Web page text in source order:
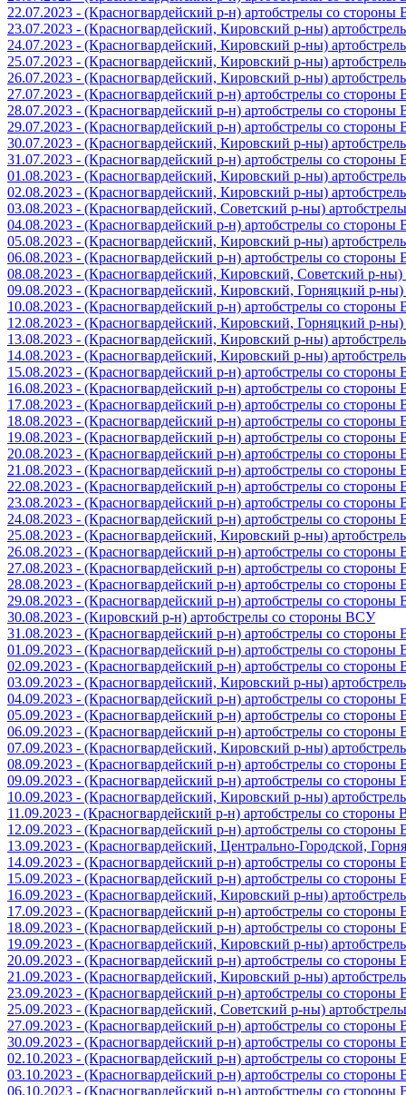
22.07.2023 - (Красногвардейский р-н) артобстрелы со
23.07.2023 - (Красногвардейский, Кировский р-ны)
24.07.2023 - (Красногвардейский, Кировский р-ны)
25.07.2023 - (Красногвардейский, Кировский р-ны)
26.07.2023 - (Красногвардейский, Кировский р-ны)
27.07.2023 - (Красногвардейский р-н) артобстрелы со
28.07.2023 - (Красногвардейский р-н) артобстрелы со
29.07.2023 - (Красногвардейский р-н) артобстрелы со
30.07.2023 - (Красногвардейский, Кировский р-ны)
31.07.2023 - (Красногвардейский р-н) артобстрелы со
01.08.2023 - (Красногвардейский, Кировский р-ны)
02.08.2023 - (Красногвардейский, Кировский р-ны)
03.08.2023 - (Красногвардейский, Советский р-ны)
04.08.2023 - (Красногвардейский р-н) артобстрелы со
05.08.2023 - (Красногвардейский, Кировский р-ны)
06.08.2023 - (Красногвардейский р-н) артобстрелы со
08.08.2023 - (Красногвардейский, Кировский, Советский р-
09.08.2023 - (Красногвардейский, Кировский, Горняцкий р-
10.08.2023 - (Красногвардейский р-н) артобстрелы со
12.08.2023 - (Красногвардейский, Кировский, Горняцкий р-
13.08.2023 - (Красногвардейский, Кировский р-ны)
14.08.2023 - (Красногвардейский, Кировский р-ны)
15.08.2023 - (Красногвардейский р-н) артобстрелы со
16.08.2023 - (Красногвардейский р-н) артобстрелы со
17.08.2023 - (Красногвардейский р-н) артобстрелы со
18.08.2023 - (Красногвардейский р-н) артобстрелы со
19.08.2023 - (Красногвардейский р-н) артобстрелы со
20.08.2023 - (Красногвардейский р-н) артобстрелы со
21.08.2023 - (Красногвардейский р-н) артобстрелы со
22.08.2023 - (Красногвардейский р-н) артобстрелы со
23.08.2023 - (Красногвардейский р-н) артобстрелы со
24.08.2023 - (Красногвардейский р-н) артобстрелы со
25.08.2023 - (Красногвардейский, Кировский р-ны)
26.08.2023 - (Красногвардейский р-н) артобстрелы со
27.08.2023 - (Красногвардейский р-н) артобстрелы со
28.08.2023 - (Красногвардейский р-н) артобстрелы со
29.08.2023 - (Красногвардейский р-н) артобстрелы со
30.08.2023 - (Кировский р-н) артобстрелы со стороны ВСУ
31.08.2023 - (Красногвардейский р-н) артобстрелы со
01.09.2023 - (Красногвардейский р-н) артобстрелы со
02.09.2023 - (Красногвардейский р-н) артобстрелы со
03.09.2023 - (Красногвардейский, Кировский р-ны)
04.09.2023 - (Красногвардейский р-н) артобстрелы со
05.09.2023 - (Красногвардейский р-н) артобстрелы со
06.09.2023 - (Красногвардейский р-н) артобстрелы со
07.09.2023 - (Красногвардейский, Кировский р-ны)
08.09.2023 - (Красногвардейский р-н) артобстрелы со
09.09.2023 - (Красногвардейский р-н) артобстрелы со
10.09.2023 - (Красногвардейский, Кировский р-ны)
11.09.2023 - (Красногвардейский р-н) артобстрелы со стороны
12.09.2023 - (Красногвардейский р-н) артобстрелы со
13.09.2023 - (Красногвардейский, Центрально-Городской,
14.09.2023 - (Красногвардейский р-н) артобстрелы со
15.09.2023 - (Красногвардейский р-н) артобстрелы со
16.09.2023 - (Красногвардейский, Кировский р-ны)
17.09.2023 - (Красногвардейский р-н) артобстрелы со
18.09.2023 - (Красногвардейский р-н) артобстрелы со
19.09.2023 - (Красногвардейский, Кировский р-ны)
20.09.2023 - (Красногвардейский р-н) артобстрелы со
21.09.2023 - (Красногвардейский, Кировский р-ны)
23.09.2023 - (Красногвардейский р-н) артобстрелы со
25.09.2023 - (Красногвардейский, Советский р-ны)
27.09.2023 - (Красногвардейский р-н) артобстрелы со
30.09.2023 - (Красногвардейский р-н) артобстрелы со
02.10.2023 - (Красногвардейский р-н) артобстрелы со
03.10.2023 - (Красногвардейский р-н) артобстрелы со
06.10.2023 - (Красногвардейский р-н) артобстрелы со